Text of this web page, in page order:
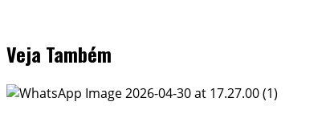
Veja Também